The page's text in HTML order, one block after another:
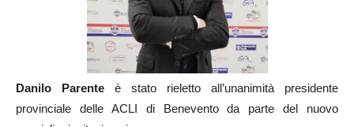
Danilo Parente è stato rieletto all’unanimità presidente
provinciale delle ACLI di Benevento da parte del nuovo